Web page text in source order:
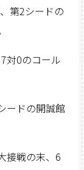
第2シードの
対0のコール
ードの開誠館
接戦の末、6